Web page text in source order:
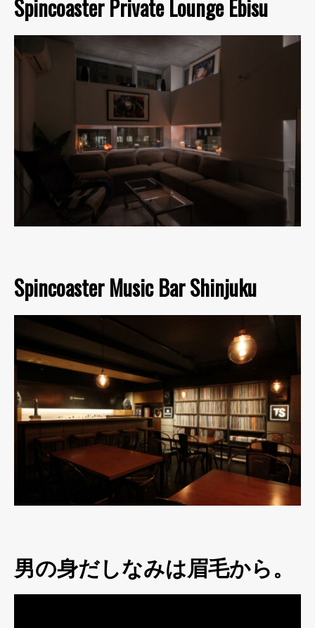
Spincoaster Private Lounge Ebisu
Spincoaster Music Bar Shinjuku
男の身だしなみは眉毛から。